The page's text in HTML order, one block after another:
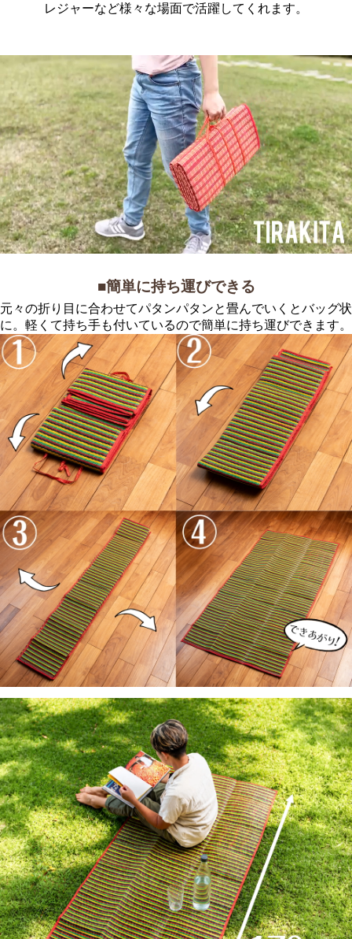
レジャーなど様々な場面で活躍してくれます。
■簡単に持ち運びできる
元々の折り目に合わせてパタンパタンと畳んでいくとバッグ状
に。軽くて持ち手も付いているので簡単に持ち運びできます。